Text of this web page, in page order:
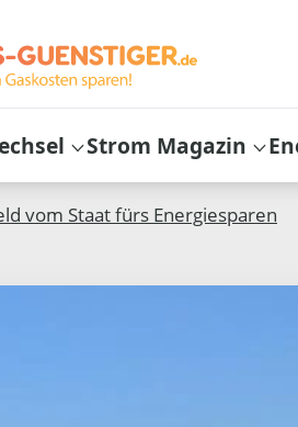
Strom Magazin
vom Staat fürs Energiesparen